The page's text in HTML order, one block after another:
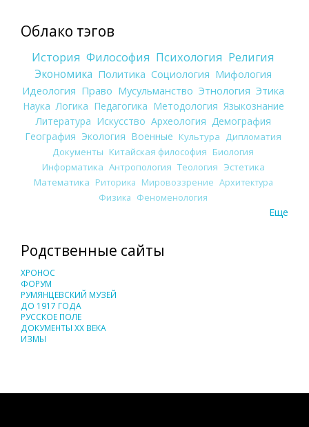
Облако тэгов
История Философия Психология Религия
Экономика Политика Социология Мифология
Идеология Право Мусульманство Этнология Этика
Наука Логика Педагогика Методология Языкознание
Литература Искусство Археология Демография
География Экология Военные Культура
Дипломатия
Документы Китайская философия Биология
Информатика Антропология Теология Эстетика
Математика Риторика Мировоззрение Архитектура
Физика Феноменология
Еще
Родственные сайты
ХРОНОС
ФОРУМ
РУМЯНЦЕВСКИЙ МУЗЕЙ
ДО 1917 ГОДА
РУССКОЕ ПОЛЕ
ДОКУМЕНТЫ XX ВЕКА
ИЗМЫ